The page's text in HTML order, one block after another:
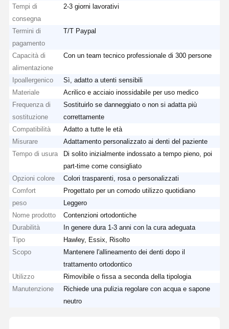
Tempi di
consegna
2-3 giorni lavorativi
Termini di
pagamento
T/T Paypal
Capacità di
alimentazione
Con un team tecnico professionale di 300 persone
Ipoallergenico
Sì, adatto a utenti sensibili
Materiale
Acrilico e acciaio inossidabile per uso medico
Frequenza di
sostituzione
Sostituirlo se danneggiato o non si adatta più
correttamente
Compatibilità
Adatto a tutte le età
Misurare
Adattamento personalizzato ai denti del paziente
Tempo di usura
Di solito inizialmente indossato a tempo pieno, poi
part-time come consigliato
Opzioni colore
Colori trasparenti, rosa o personalizzati
Comfort
Progettato per un comodo utilizzo quotidiano
peso
Leggero
Nome prodotto
Contenzioni ortodontiche
Durabilità
In genere dura 1-3 anni con la cura adeguata
Tipo
Hawley, Essix, Risolto
Scopo
Mantenere l'allineamento dei denti dopo il
trattamento ortodontico
Utilizzo
Rimovibile o fissa a seconda della tipologia
Manutenzione
Richiede una pulizia regolare con acqua e sapone
neutro